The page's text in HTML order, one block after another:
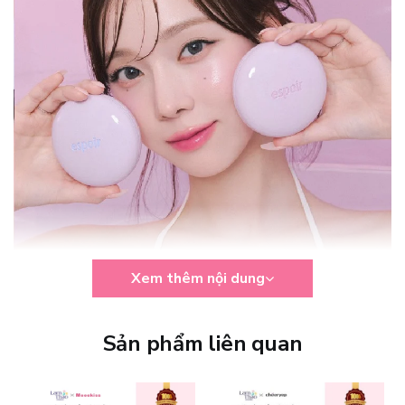
Tone Up Cushion SPF50+ PA+++
là sự kết hợp đáo giữa công
Xem thêm nội dung
Sản phẩm liên quan